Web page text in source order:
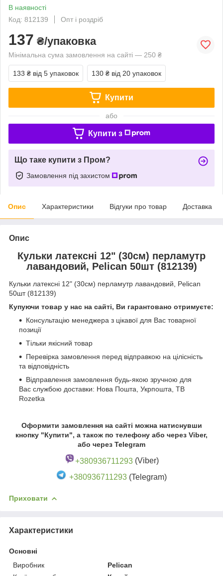
В наявності
Код: 812139
Опт і роздріб
137 ₴/упаковка
Мінімальна сума замовлення на сайті — 250 ₴
133 ₴ від 5 упаковок 130 ₴ від 20 упаковок
Купити
або
Купити з
Що таке купити з Пром?
Замовлення під захистом
Опис Характеристики Відгуки про товар Доставка
Опис
Кульки латексні 12" (30см) перламутр
лавандовий, Pelican 50шт (812139)
Кульки латексні 12" (30см) перламутр лавандовий, Pelican
50шт (812139)
Купуючи товар у нас на сайті, Ви гарантовано отримуєте:
Консультацію менеджера з цікавої для Вас товарної
позиції
Тільки якісний товар
Перевірка замовлення перед відправкою на цілісність
та відповідність
Відправлення замовлення будь-якою зручною для
Вас службою доставки: Нова Пошта, Укрпошта, ТВ
Rozetka
Оформити замовлення на сайті можна натиснувши
кнопку "Купити", а також по телефону або через Viber,
або через Telegram
+380936711293(Viber)
+380936711293 (Telegram)
Приховати
Характеристики
Основні
Виробник
Pelican